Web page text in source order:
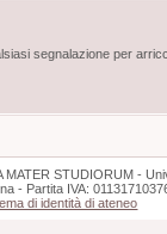
segnalazione per
MATER STUDIORUM -
- Partita IVA:
di identità di ateneo